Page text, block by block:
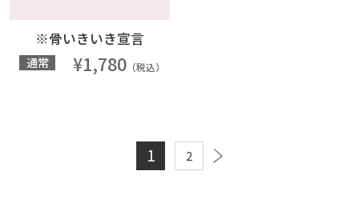
※骨いきいき宣言
通常 ¥1,780 （税込）
1 2